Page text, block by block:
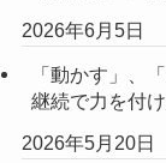
2026年6月5日
「動かす」、
継続で力を付
2026年5月20日